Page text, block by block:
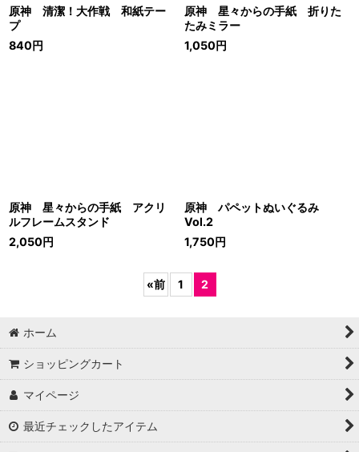
原神 清潔！大作戦 和紙テー
プ
840円
原神 星々からの手紙 折りた
たみミラー
1,050円
原神 星々からの手紙 アクリ
ルフレームスタンド
2,050円
原神 パペットぬいぐるみ
Vol.2
1,750円
«前 1 2
ホーム
ショッピングカート
マイページ
最近チェックしたアイテム